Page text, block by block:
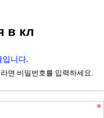
в кл
입니다.
면 비밀번호를 입력하세요.